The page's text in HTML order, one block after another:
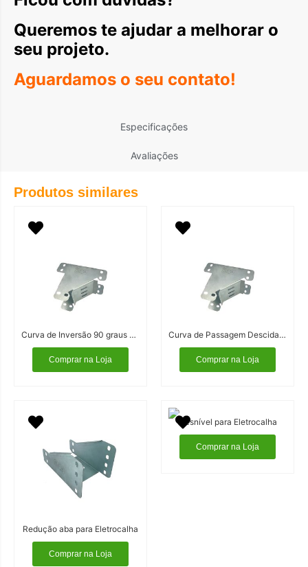
Especificações
Avaliações
Queremos te ajudar a melhorar o
seu projeto.
Aguardamos o seu contato!
Produtos similares
Curva de Inversão 90 graus para Eletrocalha
Comprar na Loja
Curva de Passagem Descida para Eletrocalha
Comprar na Loja
Redução aba para Eletrocalha
Comprar na Loja
Desnível para Eletrocalha
Comprar na Loja